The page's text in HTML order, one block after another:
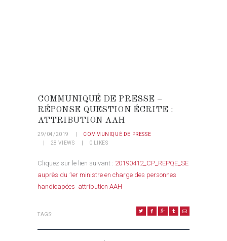
COMMUNIQUÉ DE PRESSE –
RÉPONSE QUESTION ÉCRITE :
ATTRIBUTION AAH
29/04/2019
COMMUNIQUÉ DE PRESSE
28 VIEWS 0 LIKES
Cliquez sur le lien suivant : 20190412_CP_REPQE_SE
auprès du 1er ministre en charge des personnes
handicapées_attribution AAH
TAGS: